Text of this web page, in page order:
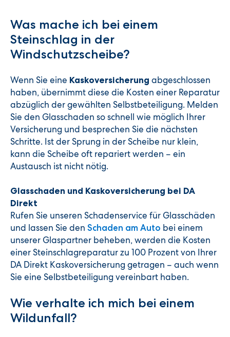
Was mache ich bei einem
Steinschlag in der
Windschutzscheibe?
Wenn Sie eine Kaskoversicherung abgeschlossen
haben, übernimmt diese die Kosten einer Reparatur
abzüglich der gewählten Selbstbeteiligung. Melden
Sie den Glasschaden so schnell wie möglich Ihrer
Versicherung und besprechen Sie die nächsten
Schritte. Ist der Sprung in der Scheibe nur klein,
kann die Scheibe oft repariert werden – ein
Austausch ist nicht nötig.
Glasschaden und Kaskoversicherung bei DA
Direkt
Rufen Sie unseren Schadenservice für Glasschäden
und lassen Sie den Schaden am Auto bei einem
unserer Glaspartner beheben, werden die Kosten
einer Steinschlagreparatur zu 100 Prozent von Ihrer
DA Direkt Kaskoversicherung getragen – auch wenn
Sie eine Selbstbeteiligung vereinbart haben.
Wie verhalte ich mich bei einem
Wildunfall?